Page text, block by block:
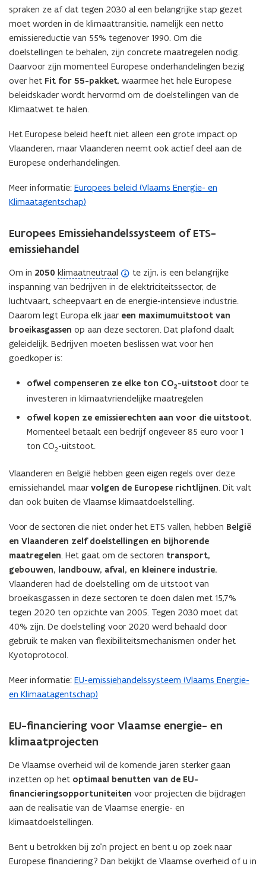
i
e
u
w
v
e
n
s
e
r
)
e
f
i
n
i
t
i
spraken ze af dat tegen 2030 al een belangrijke stap gezet
moet worden in de klimaattransitie, namelijk een netto
emissiereductie van 55% tegenover 1990. Om die
doelstellingen te behalen, zijn concrete maatregelen nodig.
Daarvoor zijn momenteel Europese onderhandelingen bezig
over het Fit for 55-pakket, waarmee het hele Europese
beleidskader wordt hervormd om de doelstellingen van de
Klimaatwet te halen.
Het Europese beleid heeft niet alleen een grote impact op
Vlaanderen, maar Vlaanderen neemt ook actief deel aan de
Europese onderhandelingen.
Meer informatie: Europees beleid (Vlaams Energie- en
Klimaatagentschap)
Europees Emissiehandelssysteem of ETS-
emissiehandel
Om in 2050 klimaatneutraal
(
o
p
e
n
d
e
i
n
i
t
)
te zijn, is een belangrijke
inspanning van bedrijven in de elektriciteitssector, de
luchtvaart, scheepvaart en de energie-intensieve industrie.
Daarom legt Europa elk jaar een maximumuitstoot van
broeikasgassen op aan deze sectoren. Dat plafond daalt
geleidelijk. Bedrijven moeten beslissen wat voor hen
goedkoper is:
ofwel compenseren ze elke ton CO2-uitstoot door te
investeren in klimaatvriendelijke maatregelen
ofwel kopen ze emissierechten aan voor die uitstoot.
Momenteel betaalt een bedrijf ongeveer 85 euro voor 1
ton CO2-uitstoot.
Vlaanderen en België hebben geen eigen regels over deze
emissiehandel, maar volgen de Europese richtlijnen. Dit valt
dan ook buiten de Vlaamse klimaatdoelstelling.
Voor de sectoren die niet onder het ETS vallen, hebben België
en Vlaanderen zelf doelstellingen en bijhorende
maatregelen. Het gaat om de sectoren transport,
gebouwen, landbouw, afval, en kleinere industrie.
Vlaanderen had de doelstelling om de uitstoot van
broeikasgassen in deze sectoren te doen dalen met 15,7%
tegen 2020 ten opzichte van 2005. Tegen 2030 moet dat
40% zijn. De doelstelling voor 2020 werd behaald door
gebruik te maken van flexibiliteitsmechanismen onder het
Kyotoprotocol.
Meer informatie: EU-emissiehandelssysteem (Vlaams Energie-
en Klimaatagentschap)
EU-financiering voor Vlaamse energie- en
klimaatprojecten
De Vlaamse overheid wil de komende jaren sterker gaan
inzetten op het optimaal benutten van de EU-
financieringsopportuniteiten voor projecten die bijdragen
aan de realisatie van de Vlaamse energie- en
klimaatdoelstellingen.
Bent u betrokken bij zo’n project en bent u op zoek naar
Europese financiering? Dan bekijkt de Vlaamse overheid of u in